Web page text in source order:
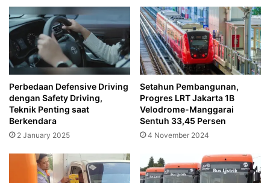
Perbedaan Defensive Driving
dengan Safety Driving,
Teknik Penting saat
Berkendara
2 January 2025
Setahun Pembangunan,
Progres LRT Jakarta 1B
Velodrome-Manggarai
Sentuh 33,45 Persen
4 November 2024